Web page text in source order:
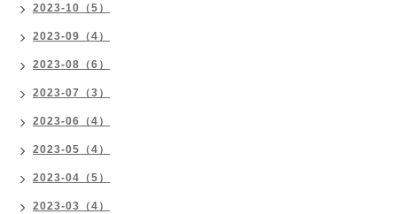
2023-10（5）
2023-09（4）
2023-08（6）
2023-07（3）
2023-06（4）
2023-05（4）
2023-04（5）
2023-03（4）